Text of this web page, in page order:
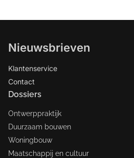
Nieuwsbrieven
Klantenservice
Contact
Dossiers
Ontwerppraktijk
Duurzaam bouwen
Woningbouw
Maatschappij en cultuur